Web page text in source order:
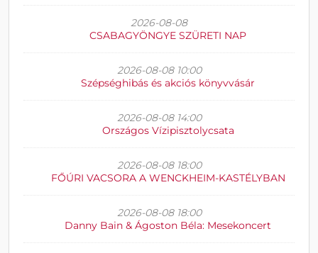
2026-08-08
CSABAGYÖNGYE SZÜRETI NAP
2026-08-08 10:00
Szépséghibás és akciós könyvvásár
2026-08-08 14:00
Országos Vízipisztolycsata
2026-08-08 18:00
FŐÚRI VACSORA A WENCKHEIM-KASTÉLYBAN
2026-08-08 18:00
Danny Bain & Ágoston Béla: Mesekoncert